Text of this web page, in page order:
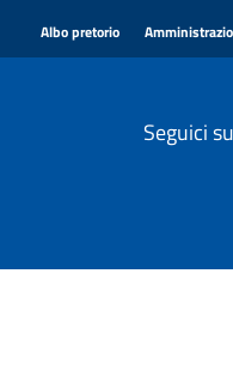
Albo pretorio
Seguici su